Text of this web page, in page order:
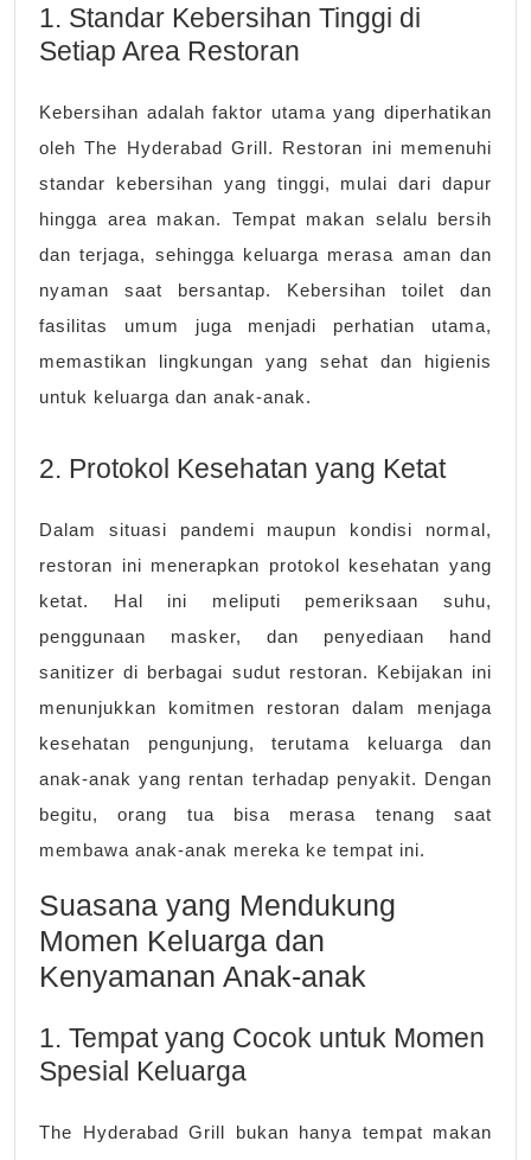
1. Standar Kebersihan Tinggi di
Setiap Area Restoran
Kebersihan adalah faktor utama yang diperhatikan
oleh The Hyderabad Grill. Restoran ini memenuhi
standar kebersihan yang tinggi, mulai dari dapur
hingga area makan. Tempat makan selalu bersih
dan terjaga, sehingga keluarga merasa aman dan
nyaman saat bersantap. Kebersihan toilet dan
fasilitas umum juga menjadi perhatian utama,
memastikan lingkungan yang sehat dan higienis
untuk keluarga dan anak-anak.
2. Protokol Kesehatan yang Ketat
Dalam situasi pandemi maupun kondisi normal,
restoran ini menerapkan protokol kesehatan yang
ketat. Hal ini meliputi pemeriksaan suhu,
penggunaan masker, dan penyediaan hand
sanitizer di berbagai sudut restoran. Kebijakan ini
menunjukkan komitmen restoran dalam menjaga
kesehatan pengunjung, terutama keluarga dan
anak-anak yang rentan terhadap penyakit. Dengan
begitu, orang tua bisa merasa tenang saat
membawa anak-anak mereka ke tempat ini.
Suasana yang Mendukung
Momen Keluarga dan
Kenyamanan Anak-anak
1. Tempat yang Cocok untuk Momen
Spesial Keluarga
The Hyderabad Grill bukan hanya tempat makan